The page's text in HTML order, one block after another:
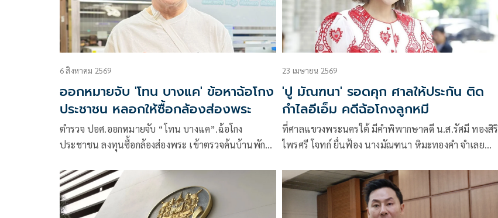
6 สิงหาคม 2569
ออกหมายจับ 'โทน บางแค' ข้อหาฉ้อโกง
ประชาชน หลอกให้ซื้อกล้องส่องพระ
ตำรวจ ปอศ.ออกหมายจับ “โทน บางแค”.ฉ้อโกง
ประชาชน ลงทุนซื้อกล้องส่องพระ เข้าตรวจค้นบ้านพัก
23 เมษายน 2569
'ปู มัณฑนา' รอดคุก ศาลให้ประกัน ติด
กำไลอีเอ็ม คดีฉ้อโกงลูกหมี
ที่ศาลแขวงพระนครใต้ มีคำพิพากษาคดี น.ส.รัศมี ทองสิริ
ไพรศรี โจทก์ ยื่นฟ้อง นางมัณฑนา หิมะทองคำ จำเลย
341, พระราชบัญญัติว่าด้วยความผิดอันเกิดจากการใช้
เช็ค พ.ศ. 2534 มาตรา 4